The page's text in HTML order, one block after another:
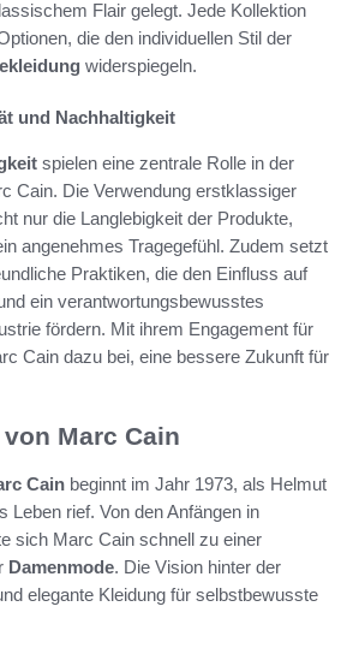
Flair gelegt. Jede Kollektion
die den individuellen Stil der
widerspiegeln.
und Nachhaltigkeit
spielen eine zentrale Rolle in der
Cain. Die Verwendung erstklassiger
nur die Langlebigkeit der Produkte,
angenehmes Tragegefühl. Zudem setzt
Praktiken, die den Einfluss auf
ein verantwortungsbewusstes
fördern. Mit ihrem Engagement für
Cain dazu bei, eine bessere Zukunft für
Marc Cain
Cain beginnt im Jahr 1973, als Helmut
Leben rief. Von den Anfängen in
sich Marc Cain schnell zu einer
Damenmode. Die Vision hinter der
elegante Kleidung für selbstbewusste